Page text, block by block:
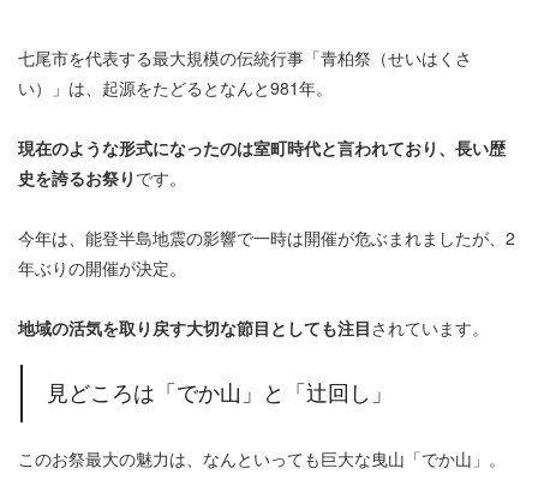
七尾市を代表する最大規模の伝統行事「青柏祭（せいはくさ
い）」は、起源をたどるとなんと981年。
現在のような形式になったのは室町時代と言われており、長い歴
史を誇るお祭り です。
今年は、能登半島地震の影響で一時は開催が危ぶまれましたが、2
年ぶりの開催が決定。
地域の活気を取り戻す大切な節目としても注目されています。
見どころは「でか山」と「辻回し」
このお祭最大の魅力は、なんといっても巨大な曳山「でか山」。